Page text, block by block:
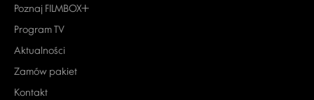
Poznaj FILMBOX+
Program TV
Aktualności
Zamów pakiet
Kontakt